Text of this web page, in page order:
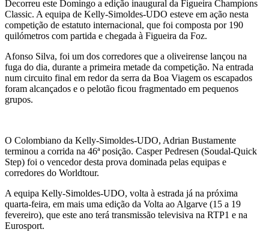
Decorreu este Domingo a edição inaugural da Figueira Champions
Classic. A equipa de Kelly-Simoldes-UDO esteve em ação nesta
competição de estatuto internacional, que foi composta por 190
quilómetros com partida e chegada à Figueira da Foz.
Afonso Silva, foi um dos corredores que a oliveirense lançou na
fuga do dia, durante a primeira metade da competição. Na entrada
num circuito final em redor da serra da Boa Viagem os escapados
foram alcançados e o pelotão ficou fragmentado em pequenos
grupos.
O Colombiano da Kelly-Simoldes-UDO, Adrian Bustamente
terminou a corrida na 46ª posição. Casper Pedresen (Soudal-Quick
Step) foi o vencedor desta prova dominada pelas equipas e
corredores do Worldtour.
A equipa Kelly-Simoldes-UDO, volta à estrada já na próxima
quarta-feira, em mais uma edição da Volta ao Algarve (15 a 19
fevereiro), que este ano terá transmissão televisiva na RTP1 e na
Eurosport.